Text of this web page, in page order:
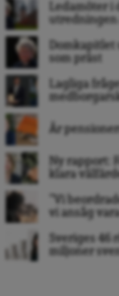
Ledamöter
utredningen
som präst
Lagliga
Är
Ny rapport:
klara
”Vi
vi ansåg vara
Sveriges 46
miljoner